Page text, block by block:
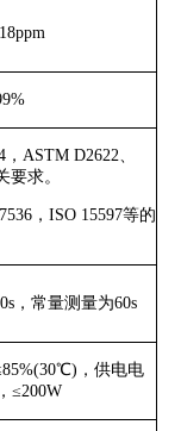
， ASTM D2622、
要求。
， ISO 15597等的
，常量测量为60s
℃) ，供电电
， ≤200W